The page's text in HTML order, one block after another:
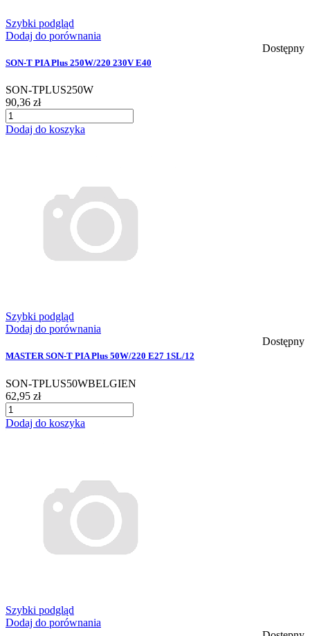
Szybki podgląd
Dodaj do porównania
Dostępny
SON-T PIA Plus 250W/220 230V E40
SON-TPLUS250W
90,36 zł
Dodaj do koszyka
Szybki podgląd
Dodaj do porównania
Dostępny
MASTER SON-T PIA Plus 50W/220 E27 1SL/12
SON-TPLUS50WBELGIEN
62,95 zł
Dodaj do koszyka
Szybki podgląd
Dodaj do porównania